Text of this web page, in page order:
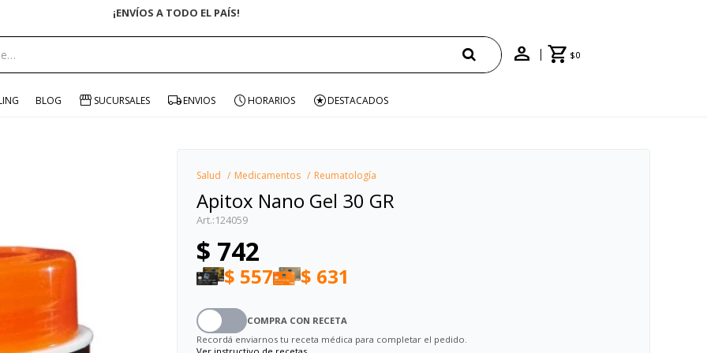
¡ENVÍOS A TODO EL PAÍS!
$0
BLOG SUCURSALES ENVIOS HORARIOS DESTACADOS
Salud Medicamentos Reumatología
Apitox Nano Gel 30 GR
124059
$ 742
$ 557 $ 631
COMPRA CON RECETA
Recordá enviarnos tu receta médica para completar el pedido.